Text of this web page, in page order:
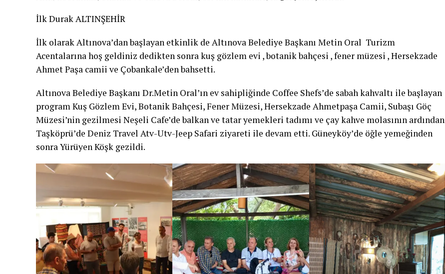
İlk Durak ALTINŞEHİR
İlk olarak Altınova’dan başlayan etkinlik de Altınova Belediye Başkanı Metin Oral Turizm
Acentalarına hoş geldiniz dedikten sonra kuş gözlem evi , botanik bahçesi , fener müzesi , Hersekzade
Ahmet Paşa camii ve Çobankale’den bahsetti.
Altınova Belediye Başkanı Dr.Metin Oral’ın ev sahipliğinde Coffee Shefs’de sabah kahvaltı ile başlayan
program Kuş Gözlem Evi, Botanik Bahçesi, Fener Müzesi, Hersekzade Ahmetpaşa Camii, Subaşı Göç
Müzesi’nin gezilmesi Neşeli Cafe’de balkan ve tatar yemekleri tadımı ve çay kahve molasının ardından
Taşköprü’de Deniz Travel Atv-Utv-Jeep Safari ziyareti ile devam etti. Güneyköy’de öğle yemeğinden
sonra Yürüyen Köşk gezildi.